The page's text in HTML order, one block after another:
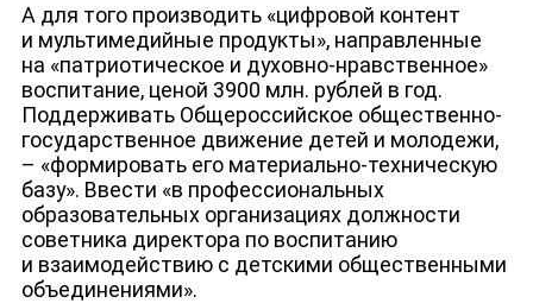
А для того производить «цифровой контент
и мультимедийные продукты», направленные
на «патриотическое и духовно-нравственное»
воспитание, ценой 3900 млн. рублей в год.
Поддерживать Общероссийское общественно-
государственное движение детей и молодежи,
– «формировать его материально-техническую
базу». Ввести «в профессиональных
образовательных организациях должности
советника директора по воспитанию
и взаимодействию с детскими общественными
объединениями».